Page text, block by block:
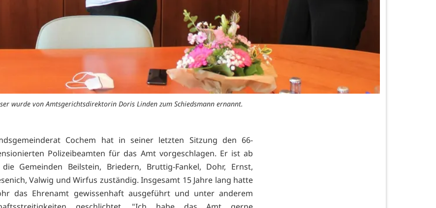
wurde von Amtsgerichtsdirektorin Doris Linden zum Schiedsmann ernannt.
Cochem hat in seiner letzten Sitzung den 66-
Polizeibeamten für das Amt vorgeschlagen. Er ist ab
Gemeinden Beilstein, Briedern, Bruttig-Fankel, Dohr, Ernst,
Valwig und Wirfus zuständig. Insgesamt 15 Jahre lang hatte
das Ehrenamt gewissenhaft ausgeführt und unter anderem